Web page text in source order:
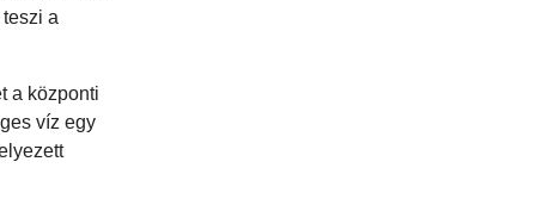
a
a központi
víz egy